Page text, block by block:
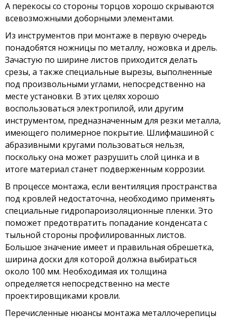
А перекосы со стороны торцов хорошо скрываются
всевозможными доборными элементами.
Из инструментов при монтаже в первую очередь
понадобятся ножницы по металлу, ножовка и дрель.
Зачастую по ширине листов приходится делать
срезы, а также специальные вырезы, выполненные
под произвольными углами, непосредственно на
месте установки. В этих целях хорошо
воспользоваться электропилой, или другим
инструментом, предназначенным для резки металла,
имеющего полимерное покрытие. Шлифмашиной с
абразивными кругами пользоваться нельзя,
поскольку она может разрушить слой цинка и в
итоге материал станет подверженным коррозии.
В процессе монтажа, если вентиляция пространства
под кровлей недостаточна, необходимо применять
специальные гидропароизоляционные пленки. Это
поможет предотвратить попадание конденсата с
тыльной стороны профилированных листов.
Большое значение имеет и правильная обрешетка,
ширина доски для которой должна выбираться
около 100 мм. Необходимая их толщина
определяется непосредственно на месте
проектировщиками кровли.
Перечисленные нюансы монтажа металлочерепицы